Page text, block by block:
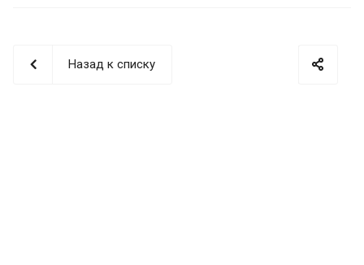
Назад к списку